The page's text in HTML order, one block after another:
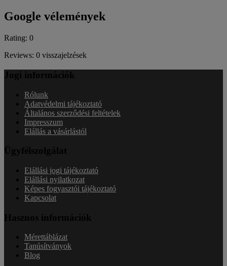
Google vélemények
Rating: 0
Reviews: 0 visszajelzések
Jogi információk
Rólunk
Adatvédelmi tájékoztató
Általános szerződési feltételek
Impresszum
Elállás a vásárlástól
Ügyfélszolgálat
Elállási jogi tájékoztató
Elállási nyilatkozat
Képes fogyasztói tájékoztató
Kapcsolat
Hasznos információk
Mérettáblázat
Tanúsítványok
Blog